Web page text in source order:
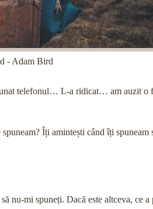
- Adam Bird
telefonul… L-a ridicat… am auzit o
Îți amintești când îți spuneam
nu-mi spuneți. Dacă este altceva, ce a